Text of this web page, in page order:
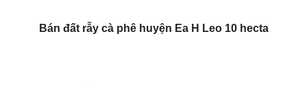
Bán đất rẫy cà phê huyện Ea H Leo 10 hecta